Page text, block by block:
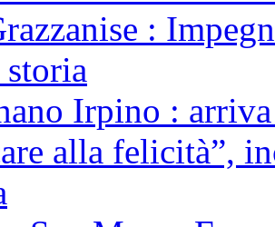
:
Irpino :
alla felicità”,